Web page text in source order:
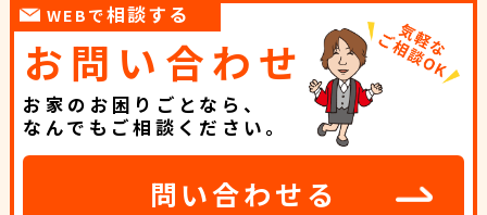
WEBで相談する
お家のお困りごとなら、
なんでもご相談ください。
お問い合わせ
問い合わせる